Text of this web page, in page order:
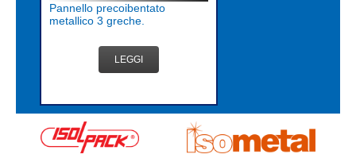
Pannello precoibentato
metallico 3 greche.
LEGGI